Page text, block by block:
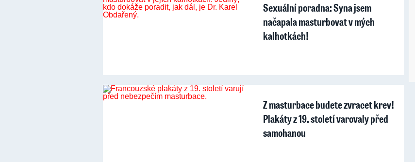
Sexuální poradna: Syna jsem
načapala masturbovat v mých
kalhotkách!
Z masturbace budete zvracet krev!
Plakáty z 19. století varovaly před
samohanou